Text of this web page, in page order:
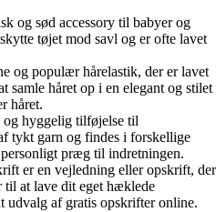
og sød accessory til babyer og
tøjet mod savl og er ofte lavet
og populær hårelastik, der er lavet
håret op i en elegant og stilet
håret.
hyggelig tilføjelse til
tykt garn og findes i forskellige
præg til indretningen.
er en vejledning eller opskrift, der
at lave dit eget hæklede
udvalg af gratis opskrifter online.